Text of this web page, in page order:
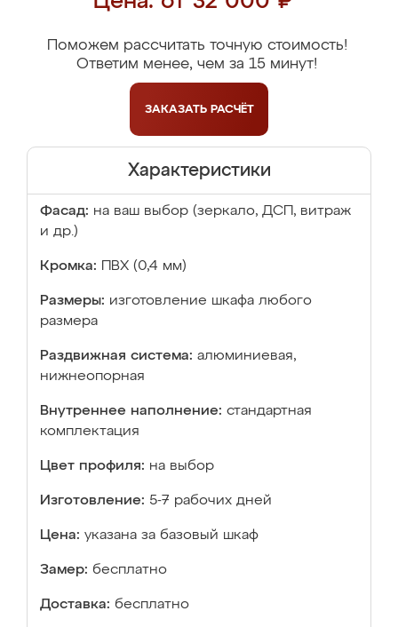
Поможем рассчитать точную стоимость!
Ответим менее, чем за 15 минут!
ЗАКАЗАТЬ РАСЧЁТ
Характеристики
Фасад: на ваш выбор (зеркало, ДСП, витраж
и др.)
Кромка: ПВХ (0,4 мм)
Размеры: изготовление шкафа любого
размера
Раздвижная система: алюминиевая,
нижнеопорная
Внутреннее наполнение: стандартная
комплектация
Цвет профиля: на выбор
Изготовление: 5-7 рабочих дней
Цена: указана за базовый шкаф
Замер: бесплатно
Доставка: бесплатно